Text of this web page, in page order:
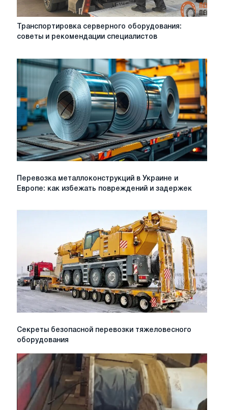
Транспортировка
и
рекомендации
специалистов
Транспортировка серверного оборудования:
советы и рекомендации специалистов
Перевозка
металлоконструкций
повреждений
задержек
Перевозка металлоконструкций в Украине и
Европе: как избежать повреждений и задержек
Секреты
безопасной
тяжеловесного
оборудования
Секреты безопасной перевозки тяжеловесного
оборудования